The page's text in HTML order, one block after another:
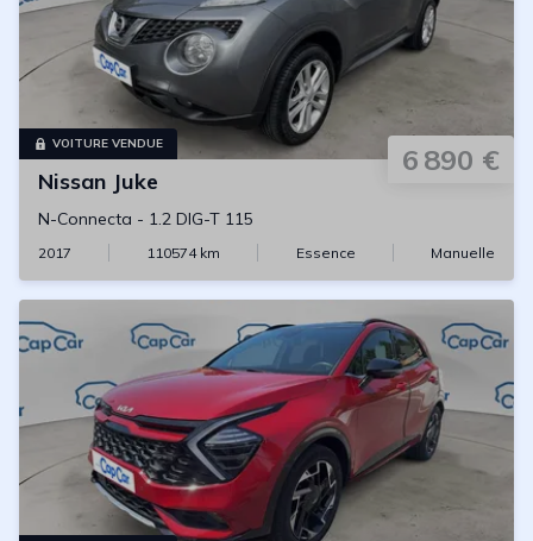
VOITURE VENDUE 6 890 €
Nissan Juke
N-Connecta - 1.2 DIG-T 115
2017 110574km Essence Manuelle